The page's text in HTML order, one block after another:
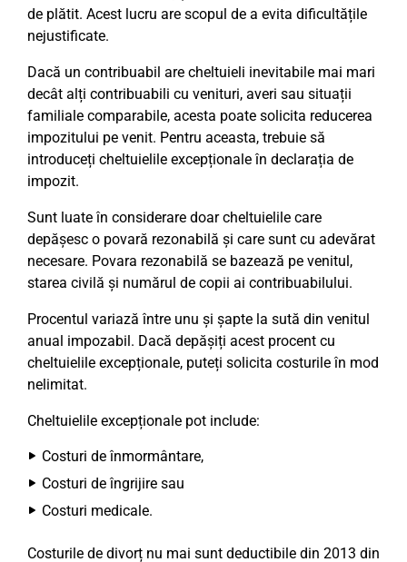
de plătit. Acest lucru are scopul de a evita dificultățile
nejustificate.
Dacă un contribuabil are cheltuieli inevitabile mai mari
decât alți contribuabili cu venituri, averi sau situații
familiale comparabile, acesta poate solicita reducerea
impozitului pe venit. Pentru aceasta, trebuie să
introduceți cheltuielile excepționale în declarația de
impozit.
Sunt luate în considerare doar cheltuielile care
depășesc o povară rezonabilă și care sunt cu adevărat
necesare. Povara rezonabilă se bazează pe venitul,
starea civilă și numărul de copii ai contribuabilului.
Procentul variază între unu și șapte la sută din venitul
anual impozabil. Dacă depășiți acest procent cu
cheltuielile excepționale, puteți solicita costurile în mod
nelimitat.
Cheltuielile excepționale pot include:
Costuri de înmormântare,
Costuri de îngrijire sau
Costuri medicale.
Costurile de divorț nu mai sunt deductibile din 2013 din